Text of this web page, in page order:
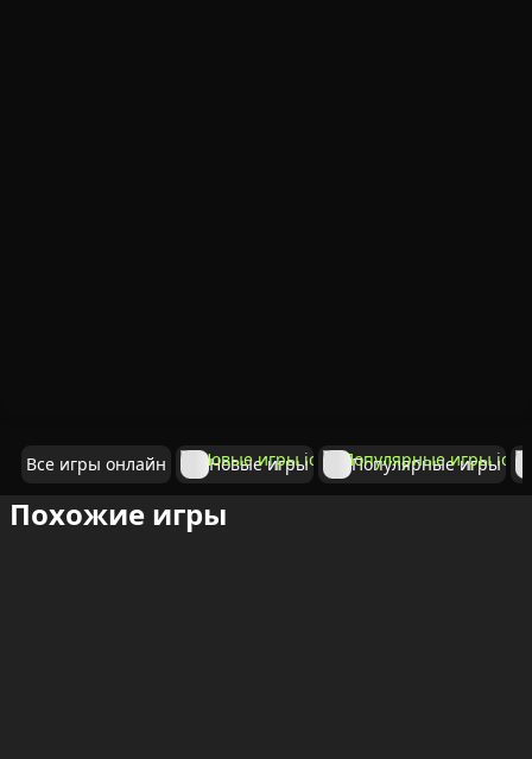
Все игры онлайн Новые игры Популярные игры
Похожие игры